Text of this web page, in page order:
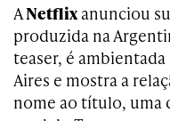
ANetflixanunciou
produzida na
teaser, é
Aires e mostra a
nome ao título, uma